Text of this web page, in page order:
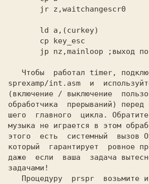
       jr z,waitchangescr0
       jp nz,mainloop
;выход
   Чтобы  работал
timer,
sprexamp/int.asm
и
(включение / выключение
обработчика  прерываний)
шего  главного  цикла.
музыка не играется в этом
этого  есть  системный  вызов
который  гарантирует  ровное
даже  если  ваша  задача
задачами!
   Процедуру
prspr возьмите